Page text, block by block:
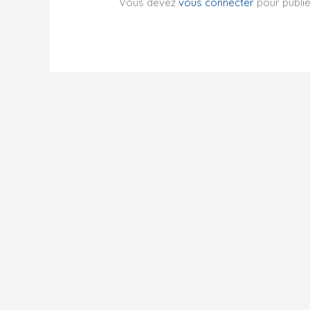
Vous devezvous connecter pour